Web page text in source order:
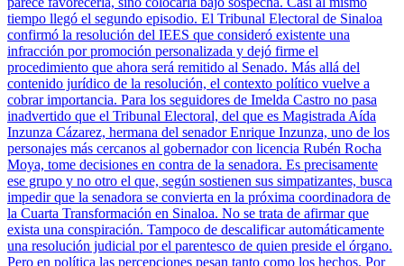
tiempo llegó el segundo episodio. El Tribunal Electoral de Sinaloa
confirmó la resolución del IEES que consideró existente una
infracción por promoción personalizada y dejó firme el
procedimiento que ahora será remitido al Senado. Más allá del
contenido jurídico de la resolución, el contexto político vuelve a
cobrar importancia. Para los seguidores de Imelda Castro no pasa
inadvertido que el Tribunal Electoral, del que es Magistrada Aída
Inzunza Cázarez, hermana del senador Enrique Inzunza, uno de los
personajes más cercanos al gobernador con licencia Rubén Rocha
Moya, tome decisiones en contra de la senadora. Es precisamente
ese grupo y no otro el que, según sostienen sus simpatizantes, busca
impedir que la senadora se convierta en la próxima coordinadora de
la Cuarta Transformación en Sinaloa. No se trata de afirmar que
exista una conspiración. Tampoco de descalificar automáticamente
una resolución judicial por el parentesco de quien preside el órgano.
Pero en política las percepciones pesan tanto como los hechos. Por